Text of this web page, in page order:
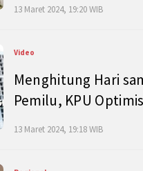
13 Maret 2024, 19:20 WIB
Video
Menghitung Hari
Pemilu, KPU
13 Maret 2024, 19:18 WIB